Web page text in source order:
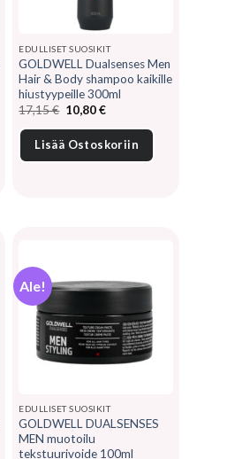
EDULLISET SUOSIKIT
GOLDWELL Dualsenses Men
Hair & Body shampoo kaikille
hiustyypeille 300ml
17,15€ Alkuperäinen
hinta
oli:
17,15 €.
10,80€Nykyinen
on:
10,80 €.
Lisää Ostoskoriin
Ale!
EDULLISET SUOSIKIT
GOLDWELL DUALSENSES
MEN muotoilu
tekstuurivoide 100ml